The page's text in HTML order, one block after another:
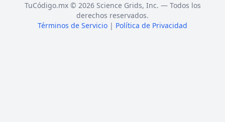
TuCódigo.mx © 2026 Science Grids, Inc. — Todos los
derechos reservados.
Términos de Servicio | Política de Privacidad